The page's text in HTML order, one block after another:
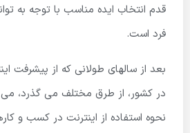
قدم انتخاب ایده مناسب با توجه به
فرد است.
بعد از سالهای طولانی که از پیشرفت
در کشور، از طرق مختلف می گذرد،
نحوه استفاده از اینترنت در کسب و